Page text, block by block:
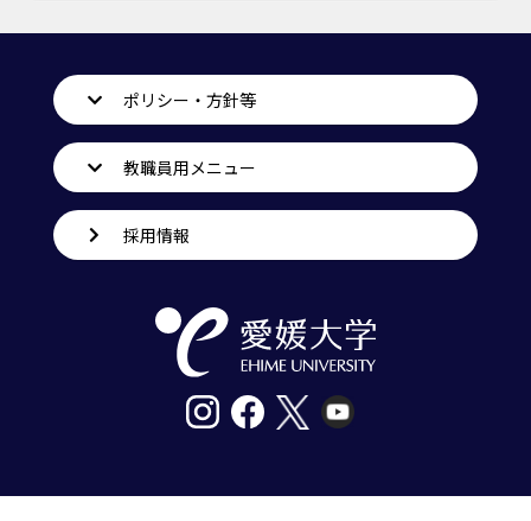
ポリシー・方針等
教職員用メニュー
採用情報